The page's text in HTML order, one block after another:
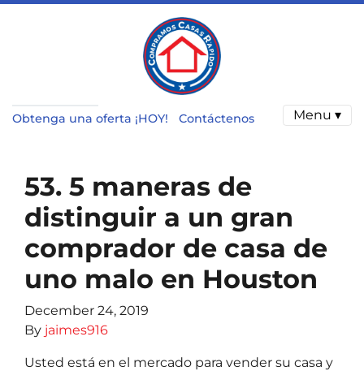
Obtenga una oferta ¡HOY! Contáctenos Menu ▾
53. 5 maneras de
distinguir a un gran
comprador de casa de
uno malo en Houston
December 24, 2019
By jaimes916
Usted está en el mercado para vender su casa y